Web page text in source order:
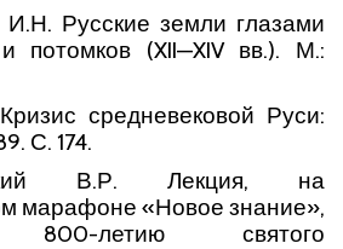
И.Н. Русские земли глазами
потомков (XII—XIV вв.). М.:
средневековой Руси:
С. 174.
В.Р. Лекция, на
марафоне «Новое знание»,
800-летию святого